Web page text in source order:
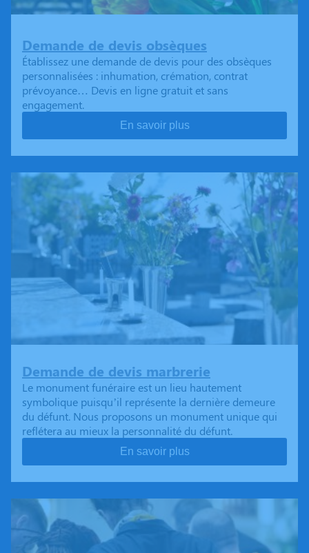
Demande de devis obsèques
Établissez une demande de devis pour des obsèques
personnalisées : inhumation, crémation, contrat
prévoyance… Devis en ligne gratuit et sans
engagement.
En savoir plus
Demande de devis marbrerie
Le monument funéraire est un lieu hautement
symbolique puisqu’il représente la dernière demeure
du défunt. Nous proposons un monument unique qui
reflétera au mieux la personnalité du défunt.
En savoir plus